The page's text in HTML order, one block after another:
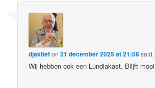
djaktiefon21 december 2025 at 21:08said:
Wij hebben ook een Lundiakast. Blijft mooi